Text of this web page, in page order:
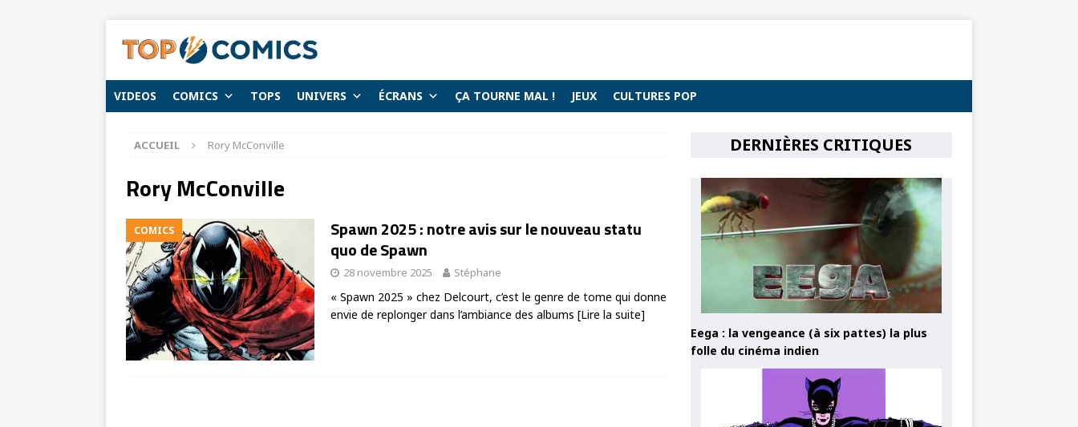
VIDEOS COMICS TOPS UNIVERS ÉCRANS ÇA TOURNE MAL ! JEUX CULTURES POP
ACCUEIL Rory McConville
Rory McConville
COMICS
Spawn 2025 : notre avis sur le nouveau statu
quo de Spawn
28 novembre 2025 Stéphane
« Spawn 2025 » chez Delcourt, c’est le genre de tome qui donne
envie de replonger dans l’ambiance des albums [Lire la suite]
DERNIÈRES CRITIQUES
Eega : la vengeance (à six pattes) la plus
folle du cinéma indien